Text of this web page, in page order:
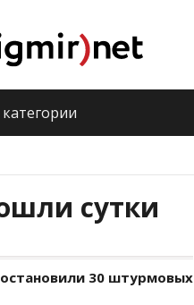
категории
сутки
30 штурмовых